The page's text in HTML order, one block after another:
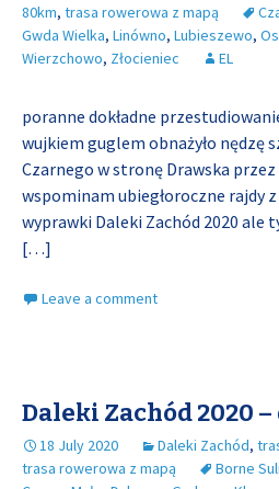
80km, trasa rowerowa z mapą
Gwda Wielka, Linówno, Lubieszewo,
Wierzchowo, Złocieniec EL
poranne dokładne
wujkiem guglem obnażyło nędzę
Czarnego w stronę Drawska
wspominam ubiegłoroczne rajdy
wyprawki Daleki Zachód 2020 ale
[…]
Leave a comment
Daleki Zachód 2020 –
18 July 2020 Daleki Zachód,
trasa rowerowa z mapą
Borne